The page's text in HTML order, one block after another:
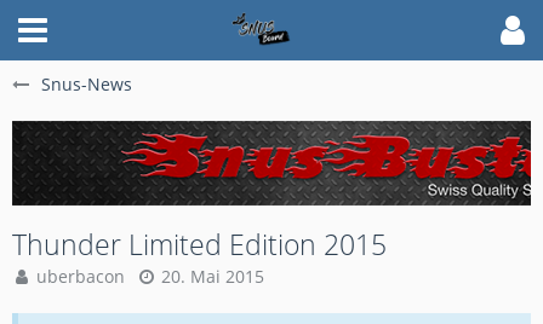
Snus-News
Thunder Limited Edition 2015
uberbacon 20. Mai 2015